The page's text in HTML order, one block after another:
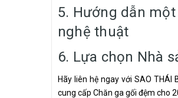
5. Hướng dẫn
nghệ thuật
6. Lựa chọn Nhà
Hãy liên hệ ngay với SAO
cung cấp Chăn ga gối đệm cho